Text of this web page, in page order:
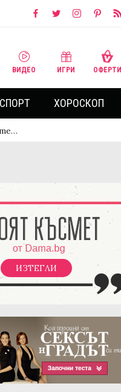
ВИДЕО ИГРИ ОФЕРТИ
ХОРОСКОП
ИЗТЕГЛИ